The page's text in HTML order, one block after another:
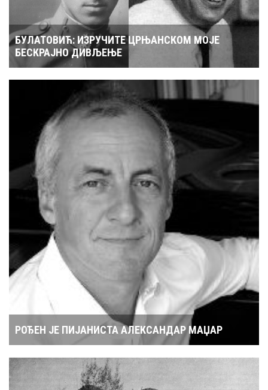
БУЛАТОВИЋ: ИЗРУЧИТЕ ЦРЊАНСКОМ МОЈЕ
БЕСКРАЈНО ДИВЉЕЊЕ
РОЂЕН ЈЕ ПИЈАНИСТА АЛЕКСАНДАР МАЏАР